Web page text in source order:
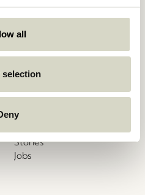
all
Ring til os
Man – tors: 09:00 – 15:00
Fredag: 09:00 – 14:00
Om os
Stories
Jobs